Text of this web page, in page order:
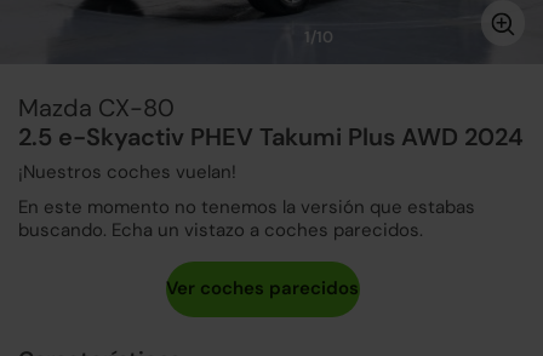
1/10
Mazda CX-80
2.5 e-Skyactiv PHEV Takumi Plus AWD 2024
¡Nuestros coches vuelan!
En este momento no tenemos la versión que estabas
buscando. Echa un vistazo a coches parecidos.